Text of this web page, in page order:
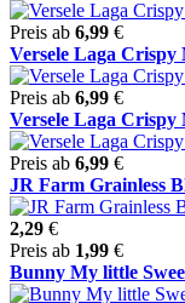
Preis ab 6,99 €
Versele Laga Crispy
Preis ab 6,99 €
Versele Laga
Preis ab 6,99 €
JR Farm Grainless
2,29 €
Preis ab 1,99 €
Bunny My little